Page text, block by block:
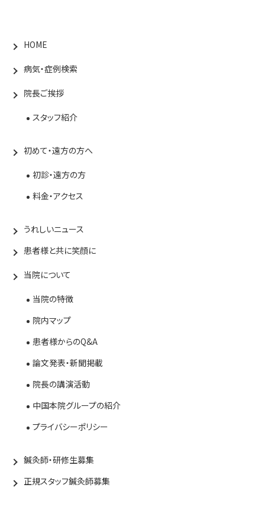
HOME
病気・症例検索
院長ご挨拶
スタッフ紹介
初めて・遠方の方へ
初診・遠方の方
料金・アクセス
うれしいニュース
患者様と共に笑顔に
当院について
当院の特徴
院内マップ
患者様からのQ&A
論文発表・新聞掲載
院長の講演活動
中国本院グループの紹介
プライバシーポリシー
鍼灸師・研修生募集
正規スタッフ鍼灸師募集